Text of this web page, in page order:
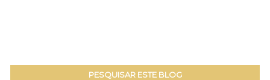
PESQUISAR ESTE BLOG